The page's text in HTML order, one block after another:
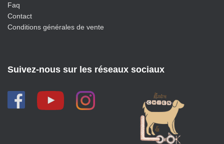
Faq
Contact
Conditions générales de vente
Suivez-nous sur les réseaux sociaux